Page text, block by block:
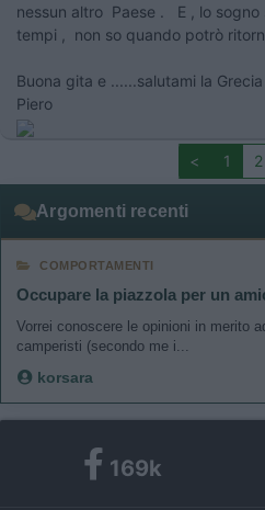
nessun altro Paese . E , lo sogno
tempi , non so quando potrò
Buona gita e ......salutami la Grecia
Piero
< 1 2
Argomenti recenti
COMPORTAMENTI
Occupare la piazzola per un
Vorrei conoscere le opinioni in merito
camperisti (secondo me i...
korsara
169k